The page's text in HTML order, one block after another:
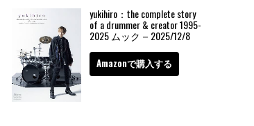
yukihiro：the complete story
of a drummer & creator 1995-
2025 ムック – 2025/12/8
Amazonで購入する